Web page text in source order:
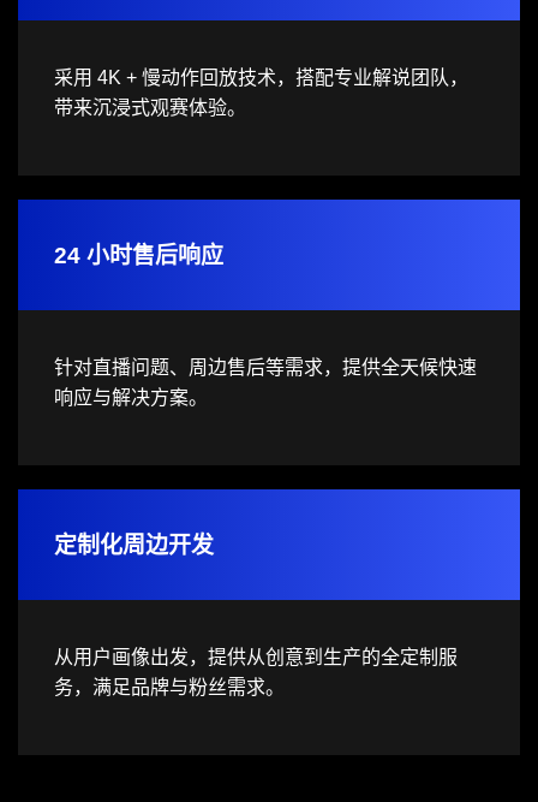
采用 4K + 慢动作回放技术，搭配专业解说团队，
带来沉浸式观赛体验。
24 小时售后响应
针对直播问题、周边售后等需求，提供全天候快速
响应与解决方案。
定制化周边开发
从用户画像出发，提供从创意到生产的全定制服
务，满足品牌与粉丝需求。